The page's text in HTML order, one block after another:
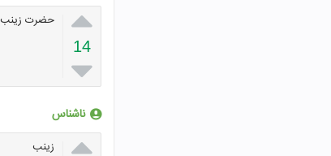

14

حضرت زینب
ناشناس
 زینب